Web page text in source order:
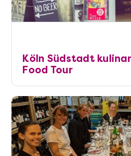
Köln Südstadt
Food Tour